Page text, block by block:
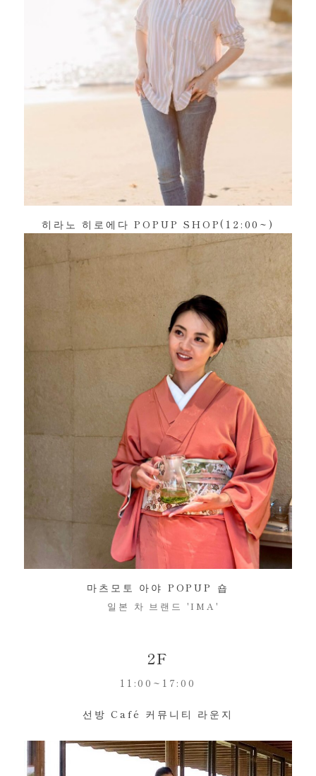
히라노 히로에다 POPUP SHOP(12:00~)
뷰티 브랜드 'CERAPLE(세라플)'
라이프스타일 브랜드 'Wells(웰레스)'
마츠모토 아야 POPUP 숍
일본 차 브랜드 'IMA'
2F
11:00~17:00
선방 Café 커뮤니티 라운지